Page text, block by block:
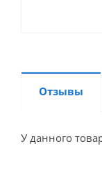
Отзывы
У данного